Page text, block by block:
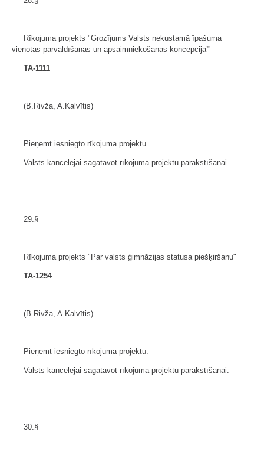
Rīkojuma projekts "Grozījums Valsts nekustamā īpašuma
vienotas pārvaldīšanas un apsaimniekošanas koncepcijā"
TA-1111
(B.Rivža, A.Kalvītis)
Pieņemt iesniegto rīkojuma projektu.
Valsts kancelejai sagatavot rīkojuma projektu parakstīšanai.
29.§
Rīkojuma projekts "Par valsts ģimnāzijas statusa piešķiršanu"
TA-1254
(B.Rivža, A.Kalvītis)
Pieņemt iesniegto rīkojuma projektu.
Valsts kancelejai sagatavot rīkojuma projektu parakstīšanai.
30.§